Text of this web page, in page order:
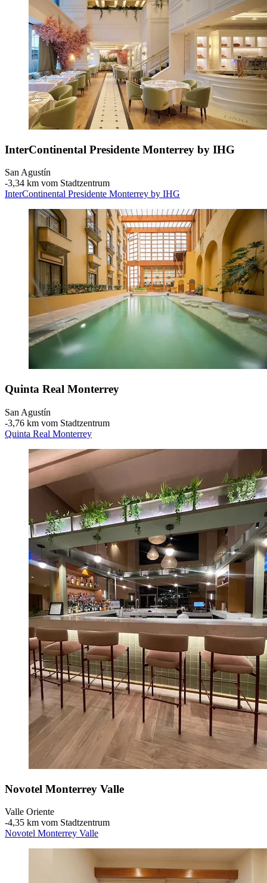
InterContinental Presidente Monterrey by IHG
San Agustín
‐3,34 km vom Stadtzentrum
InterContinental Presidente Monterrey by IHG
Quinta Real Monterrey
San Agustín
‐3,76 km vom Stadtzentrum
Quinta Real Monterrey
Novotel Monterrey Valle
Valle Oriente
‐4,35 km vom Stadtzentrum
Novotel Monterrey Valle